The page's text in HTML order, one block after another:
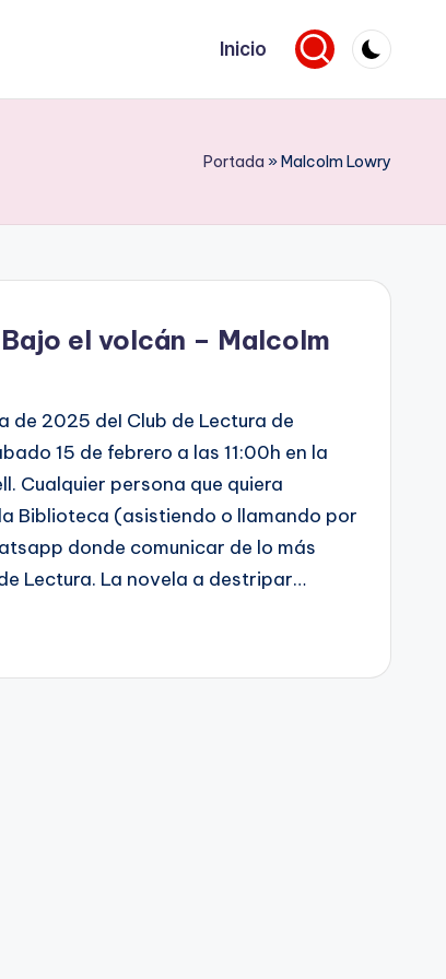
Inicio
Portada »Malcolm Lowry
el volcán – Malcolm
2025 deI Club de Lectura de
15 de febrero a las 11:00h en la
Cualquier persona que quiera
Biblioteca (asistiendo o llamando por
donde comunicar de lo más
Lectura. La novela a destripar…